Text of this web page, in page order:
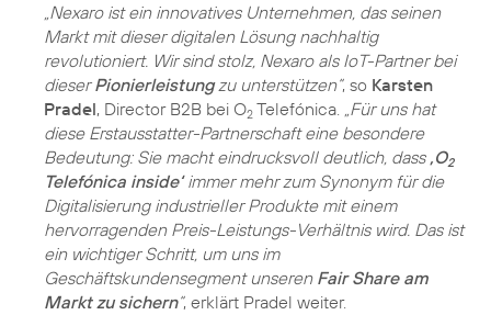
„Nexaro ist ein innovatives Unternehmen, das seinen
Markt mit dieser digitalen Lösung nachhaltig
revolutioniert. Wir sind stolz, Nexaro als IoT-Partner bei
dieserPionierleistungzu unterstützen“, so Karsten
Pradel, Director B2B bei O2 Telefónica. „Für uns hat
diese Erstausstatter-Partnerschaft eine besondere
Bedeutung: Sie macht eindrucksvoll deutlich, dass ‚O2
Telefónica inside‘immer mehr zum Synonym für die
Digitalisierung industrieller Produkte mit einem
hervorragenden Preis-Leistungs-Verhältnis wird. Das ist
ein wichtiger Schritt, um uns im
Geschäftskundensegment unseren Fair Share am
Markt zu sichern“, erklärt Pradel weiter.